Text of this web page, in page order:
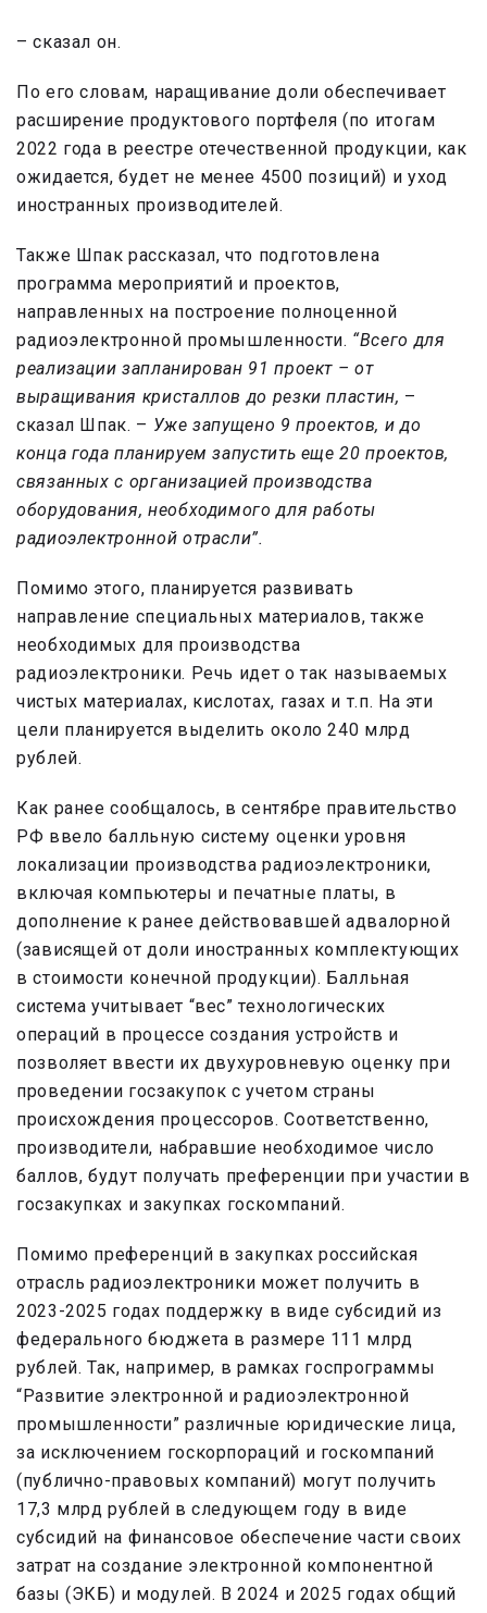
– сказал он.
По его словам, наращивание доли обеспечивает
расширение продуктового портфеля (по итогам
2022 года в реестре отечественной продукции, как
ожидается, будет не менее 4500 позиций) и уход
иностранных производителей.
Также Шпак рассказал, что подготовлена
программа мероприятий и проектов,
направленных на построение полноценной
радиоэлектронной промышленности. “Всего для
реализации запланирован 91 проект – от
выращивания кристаллов до резки пластин, –
сказал Шпак. – Уже запущено 9 проектов, и до
конца года планируем запустить еще 20 проектов,
связанных с организацией производства
оборудования, необходимого для работы
радиоэлектронной отрасли”.
Помимо этого, планируется развивать
направление специальных материалов, также
необходимых для производства
радиоэлектроники. Речь идет о так называемых
чистых материалах, кислотах, газах и т.п. На эти
цели планируется выделить около 240 млрд
рублей.
Как ранее сообщалось, в сентябре правительство
РФ ввело балльную систему оценки уровня
локализации производства радиоэлектроники,
включая компьютеры и печатные платы, в
дополнение к ранее действовавшей адвалорной
(зависящей от доли иностранных комплектующих
в стоимости конечной продукции). Балльная
система учитывает “вес” технологических
операций в процессе создания устройств и
позволяет ввести их двухуровневую оценку при
проведении госзакупок с учетом страны
происхождения процессоров. Соответственно,
производители, набравшие необходимое число
баллов, будут получать преференции при участии в
госзакупках и закупках госкомпаний.
Помимо преференций в закупках российская
отрасль радиоэлектроники может получить в
2023-2025 годах поддержку в виде субсидий из
федерального бюджета в размере 111 млрд
рублей. Так, например, в рамках госпрограммы
“Развитие электронной и радиоэлектронной
промышленности” различные юридические лица,
за исключением госкорпораций и госкомпаний
(публично-правовых компаний) могут получить
17,3 млрд рублей в следующем году в виде
субсидий на финансовое обеспечение части своих
затрат на создание электронной компонентной
базы (ЭКБ) и модулей. В 2024 и 2025 годах общий